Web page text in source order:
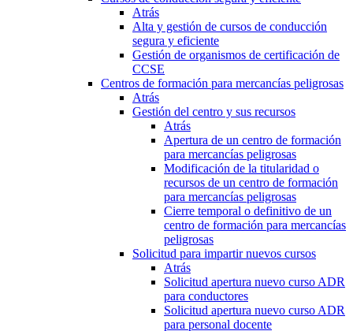
Atrás
Alta y gestión de cursos de conducción
segura y eficiente
Gestión de organismos de certificación de
CCSE
Centros de formación para mercancías peligrosas
Atrás
Gestión del centro y sus recursos
Atrás
Apertura de un centro de formación
para mercancías peligrosas
Modificación de la titularidad o
recursos de un centro de formación
para mercancías peligrosas
Cierre temporal o definitivo de un
centro de formación para mercancías
peligrosas
Solicitud para impartir nuevos cursos
Atrás
Solicitud apertura nuevo curso ADR
para conductores
Solicitud apertura nuevo curso ADR
para personal docente